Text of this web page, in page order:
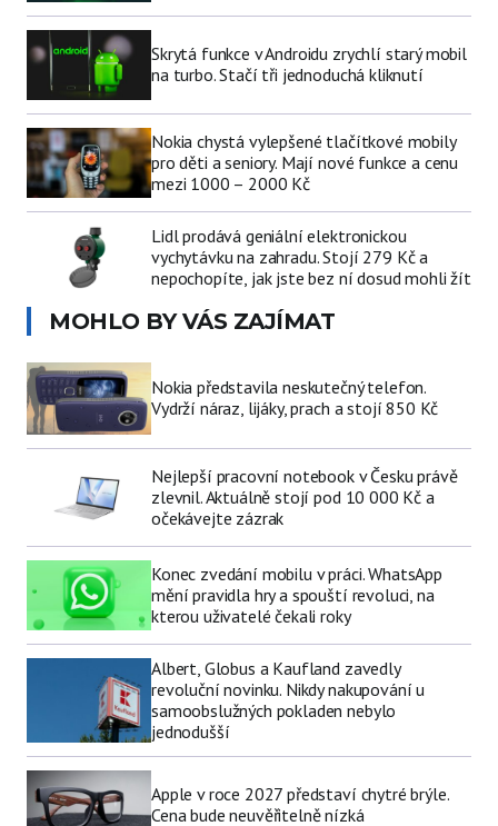
Skrytá funkce v Androidu zrychlí starý mobil
na turbo. Stačí tři jednoduchá kliknutí
Nokia chystá vylepšené tlačítkové mobily
pro děti a seniory. Mají nové funkce a cenu
mezi 1000 – 2000 Kč
Lidl prodává geniální elektronickou
vychytávku na zahradu. Stojí 279 Kč a
nepochopíte, jak jste bez ní dosud mohli žít
MOHLO BY VÁS ZAJÍMAT
Nokia představila neskutečný telefon.
Vydrží náraz, lijáky, prach a stojí 850 Kč
Nejlepší pracovní notebook v Česku právě
zlevnil. Aktuálně stojí pod 10 000 Kč a
očekávejte zázrak
Konec zvedání mobilu v práci. WhatsApp
mění pravidla hry a spouští revoluci, na
kterou uživatelé čekali roky
Albert, Globus a Kaufland zavedly
revoluční novinku. Nikdy nakupování u
samoobslužných pokladen nebylo
jednodušší
Apple v roce 2027 představí chytré brýle.
Cena bude neuvěřitelně nízká